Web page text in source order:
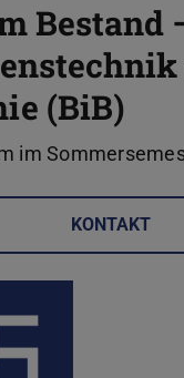
Bestand
(BiB)
im
KONTAKT